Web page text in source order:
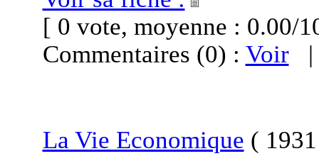
[ 0 vote, moyenne :
Commentaires (0) : Voir
La Vie Economique (